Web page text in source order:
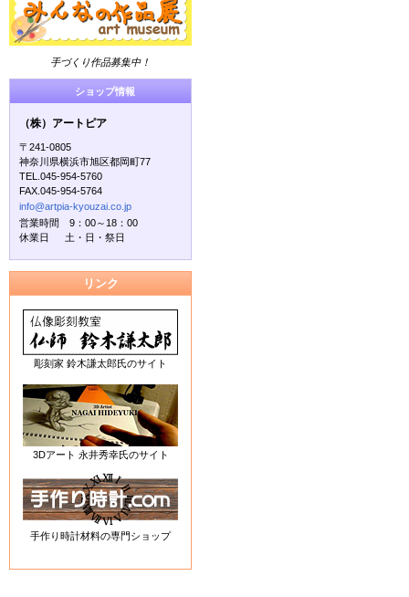
手づくり作品募集中！
ショップ情報
（株）アートピア
〒241-0805
神奈川県横浜市旭区都岡町77
TEL.045-954-5760
FAX.045-954-5764
info@artpia-kyouzai.co.jp
営業時間 9：00～18：00
休業日 土・日・祭日
リンク
彫刻家 鈴木謙太郎氏のサイト
3Dアート 永井秀幸氏のサイト
手作り時計材料の専門ショップ